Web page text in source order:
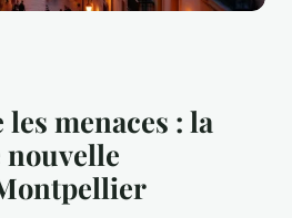
menaces : la